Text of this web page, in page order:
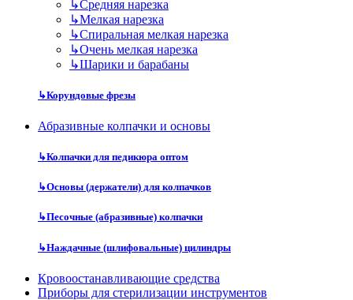
↳Средняя нарезка
↳Мелкая нарезка
↳Спиральная мелкая нарезка
↳Очень мелкая нарезка
↳Шарики и барабаны
↳Корундовые фрезы
Абразивные колпачки и основы
↳Колпачки для педикюра оптом
↳Основы (держатели) для колпачков
↳Песочные (абразивные) колпачки
↳Наждачные (шлифовальные) цилиндры
Кровоостанавливающие средства
Приборы для стерилизации инструментов